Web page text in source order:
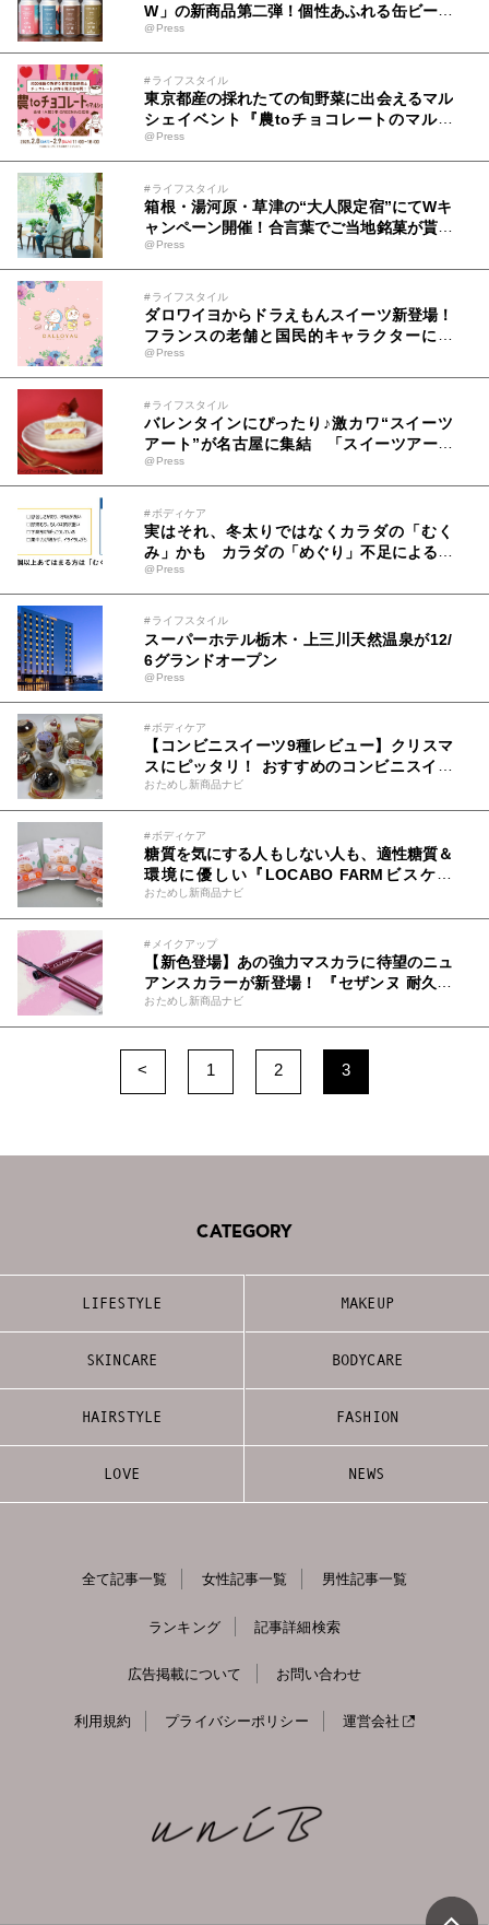
W」の新商品第二弾！個性あふれる缶ビール
4種が2025年1月発売
@Press
#ライフスタイル
東京都産の採れたての旬野菜に出会えるマル
シェイベント『農toチョコレートのマルシ
ェinコピス吉祥寺』を2月8日(土)・9日(日)
開催
@Press
#ライフスタイル
箱根・湯河原・草津の“大人限定宿”にてWキ
ャンペーン開催！合言葉でご当地銘菓が貰え
る＆抽選で宿泊券も｜2025年1月17～3月31
日
@Press
#ライフスタイル
ダロワイヨからドラえもんスイーツ新登場！
フランスの老舗と国民的キャラクターによ
る、心ときめくスイーツが1/14より発売
@Press
#ライフスタイル
バレンタインにぴったり♪激カワ“スイーツ
アート”が名古屋に集結 「スイーツアート
の世界展 2025」1/25(土)～2/16(日)開催！
@Press
#ボディケア
実はそれ、冬太りではなくカラダの「むく
み」かも カラダの「めぐり」不足による冬
の体重増加には要注意！ 石原新菜先生への
インタビュー記事を公開
@Press
#ライフスタイル
スーパーホテル栃木・上三川天然温泉が12/
6グランドオープン
@Press
#ボディケア
【コンビニスイーツ9種レビュー】クリスマ
スにピッタリ！ おすすめのコンビニスイー
ツをご紹介！
おためし新商品ナビ
#ボディケア
糖質を気にする人もしない人も、適性糖質＆
環境に優しい『LOCABO FARMビスケッ
ト』を美味しく食べよう！
おためし新商品ナビ
#メイクアップ
【新色登場】あの強力マスカラに待望のニュ
アンスカラーが新登場！ 『セザンヌ 耐久カ
ールマスカラ 03 モーヴ』で垢抜け目元に
おためし新商品ナビ
< 1 2 3
CATEGORY
LIFESTYLE MAKEUP
SKINCARE BODYCARE
HAIRSTYLE FASHION
LOVE NEWS
全て記事一覧 女性記事一覧 男性記事一覧
ランキング 記事詳細検索
広告掲載について お問い合わせ
利用規約 プライバシーポリシー 運営会社